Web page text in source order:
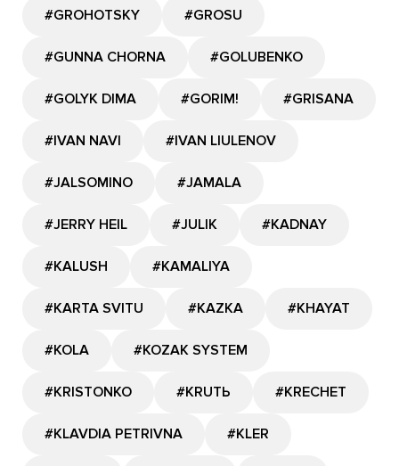
#GROHOTSKY #GROSU
#GUNNA CHORNA #GOLUBENKO
#GOLYK DIMA #GORIM! #GRISANA
#IVAN NAVI #IVAN LIULENOV
#JALSOMINO #JAMALA
#JERRY HEIL #JULIK #KADNAY
#KALUSH #KAMALIYA
#KARTA SVITU #KAZKA #KHAYAT
#KOLA #KOZAK SYSTEM
#KRISTONKO #KRUTЬ #KRECHET
#KLAVDIA PETRIVNA #KLER